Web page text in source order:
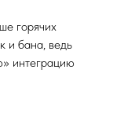
горячих
и бана, ведь
интеграцию